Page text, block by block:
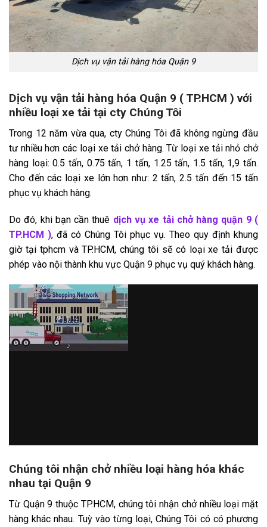
Dịch vụ vận tải hàng hóa Quận 9
Dịch vụ vận tải hàng hóa Quận 9 ( TP.HCM ) với
nhiều loại xe tải tại cty Chúng Tôi
Trong 12 năm vừa qua, cty Chúng Tôi đã không ngừng đầu
tư nhiều hơn các loại xe tải chở hàng. Từ loại xe tải nhỏ chở
hàng loại: 0.5 tấn, 0.75 tấn, 1 tấn, 1.25 tấn, 1.5 tấn, 1,9 tấn.
Cho đến các loại xe lớn hơn như: 2 tấn, 2.5 tấn đến 15 tấn
phục vụ khách hàng.
Do đó, khi bạn cần thuê dịch vụ xe tải chở hàng quận 9 (
TP.HCM ), đã có Chúng Tôi phục vụ. Theo quy định khung
giờ tại tphcm và TP.HCM, chúng tôi sẽ có loại xe tải được
phép vào nội thành khu vực Quận 9 phục vụ quý khách hàng.
Chúng tôi nhận chở nhiều loại hàng hóa khác
nhau tại Quận 9
Từ Quận 9 thuộc TP.HCM, chúng tôi nhận chở nhiều loại mặt
hàng khác nhau. Tuỳ vào từng loại, Chúng Tôi có có phương